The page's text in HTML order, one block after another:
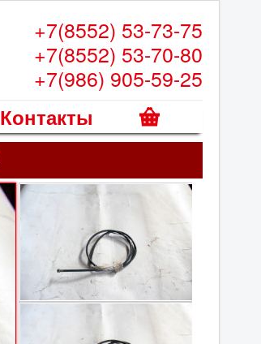
+7(8552) 53-73-75
+7(8552) 53-70-80
+7(986) 905-59-25
Контакты
о
и
н
а